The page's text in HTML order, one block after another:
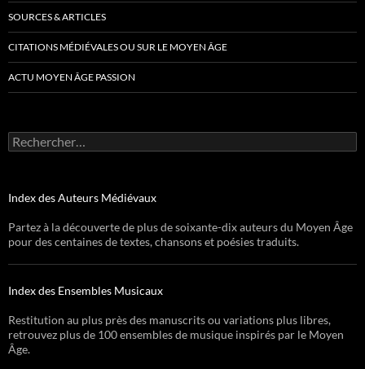
SOURCES & ARTICLES
CITATIONS MÉDIÉVALES OU SUR LE MOYEN ÂGE
ACTU MOYEN ÂGE PASSION
Rechercher :
Index des Auteurs Médiévaux
Partez à la découverte de plus de soixante-dix auteurs du Moyen Âge
pour des centaines de textes, chansons et poésies traduits.
Index des Ensembles Musicaux
Restitution au plus près des manuscrits ou variations plus libres,
retrouvez plus de 100 ensembles de musique inspirés par le Moyen
Âge.